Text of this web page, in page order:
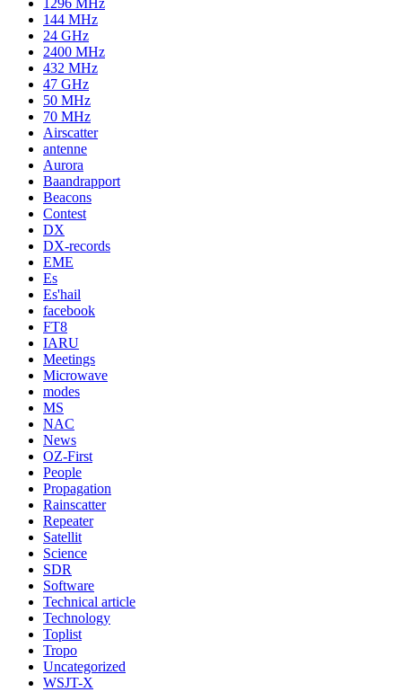
1296 MHz
144 MHz
24 GHz
2400 MHz
432 MHz
47 GHz
50 MHz
70 MHz
Airscatter
antenne
Aurora
Baandrapport
Beacons
Contest
DX
DX-records
EME
Es
Es'hail
facebook
FT8
IARU
Meetings
Microwave
modes
MS
NAC
News
OZ-First
People
Propagation
Rainscatter
Repeater
Satellit
Science
SDR
Software
Technical article
Technology
Toplist
Tropo
Uncategorized
WSJT-X